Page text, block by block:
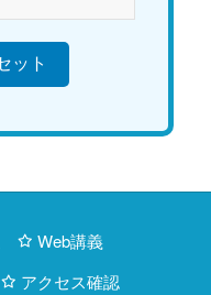
Web講義
アクセス確認